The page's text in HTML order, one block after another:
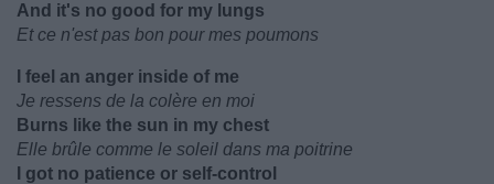
And it's no good for my lungs
Et ce n'est pas bon pour mes poumons
I feel an anger inside of me
Je ressens de la colère en moi
Burns like the sun in my chest
Elle brûle comme le soleil dans ma poitrine
I got no patience or self-control